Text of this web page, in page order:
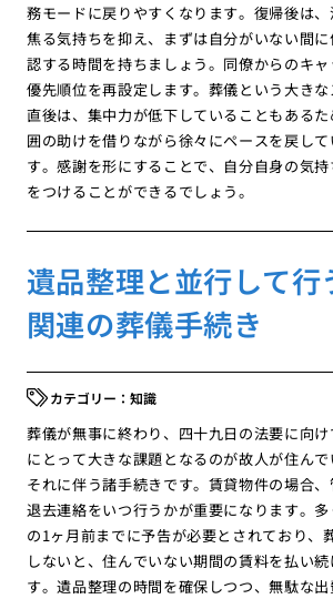
務モードに戻りやすくなります。復帰後は
焦る気持ちを抑え、まずは自分がいない間
認する時間を持ちましょう。同僚からのキャ
優先順位を再設定します。葬儀という大き
直後は、集中力が低下していることもある
囲の助けを借りながら徐々にペースを戻し
す。感謝を形にすることで、自分自身の気
をつけることができるでしょう。
遺品整理と並行して行
関連の葬儀手続き
知識
葬儀が無事に終わり、四十九日の法要に向
にとって大きな課題となるのが故人が住んで
それに伴う諸手続きです。賃貸物件の場合
退去連絡をいつ行うかが重要になります。
の1ヶ月前までに予告が必要とされており、
しないと、住んでいない期間の賃料を払い
す。遺品整理の時間を確保しつつ、無駄な